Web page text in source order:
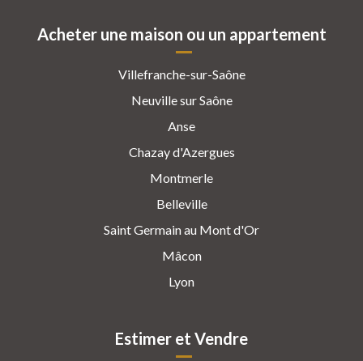
Acheter une maison ou un appartement
Villefranche-sur-Saône
Neuville sur Saône
Anse
Chazay d'Azergues
Montmerle
Belleville
Saint Germain au Mont d'Or
Mâcon
Lyon
Estimer et Vendre